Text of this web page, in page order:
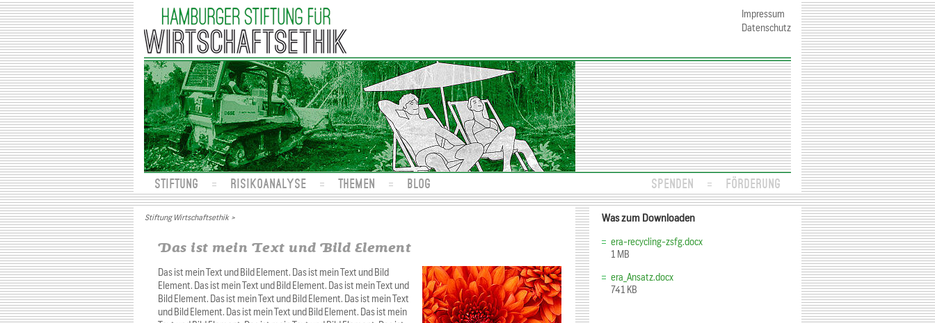
STIFTUNG RISIKOANALYSE THEMEN BLOG SPENDEN FÖRDERUNG
Impressum
Datenschutz
Stiftung Wirtschaftsethik>
Das ist mein Text und Bild Element
Das ist mein Text und Bild Element. Das ist mein Text und Bild
Element. Das ist mein Text und Bild Element. Das ist mein Text und
Bild Element. Das ist mein Text und Bild Element. Das ist mein Text
und Bild Element. Das ist mein Text und Bild Element. Das ist mein
Was zum Downloaden
era-recycling-zsfg.docx
1 MB
era_Ansatz.docx
741 KB